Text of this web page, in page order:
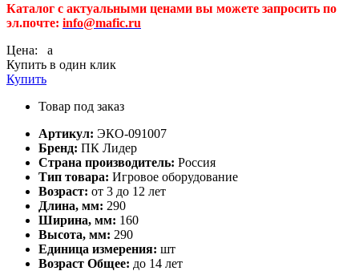
Каталог с актуальными ценами вы можете запросить по
эл.почте: info@mafic.ru
Цена:
a
Купить в один клик
Купить
Товар под заказ
Артикул: ЭКО-091007
Бренд: ПК Лидер
Страна производитель: Россия
Тип товара: Игровое оборудование
Возраст: от 3 до 12 лет
Длина, мм: 290
Ширина, мм: 160
Высота, мм: 290
Единица измерения: шт
Возраст Общее: до 14 лет